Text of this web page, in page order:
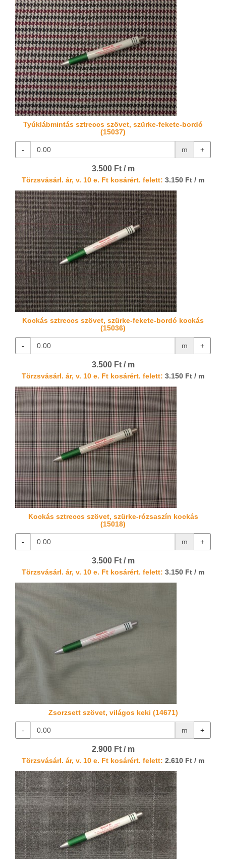
Tyúklábmintás sztreccs szövet, szürke-fekete-bordó
(15037)
- m +
3.500 Ft / m
Törzsvásárl. ár, v. 10 e. Ft kosárért. felett: 3.150 Ft / m
Kockás sztreccs szövet, szürke-fekete-bordó kockás
(15036)
- m +
3.500 Ft / m
Törzsvásárl. ár, v. 10 e. Ft kosárért. felett: 3.150 Ft / m
Kockás sztreccs szövet, szürke-rózsaszín kockás
(15018)
- m +
3.500 Ft / m
Törzsvásárl. ár, v. 10 e. Ft kosárért. felett: 3.150 Ft / m
Zsorzsett szövet, világos keki (14671)
- m +
2.900 Ft / m
Törzsvásárl. ár, v. 10 e. Ft kosárért. felett: 2.610 Ft / m